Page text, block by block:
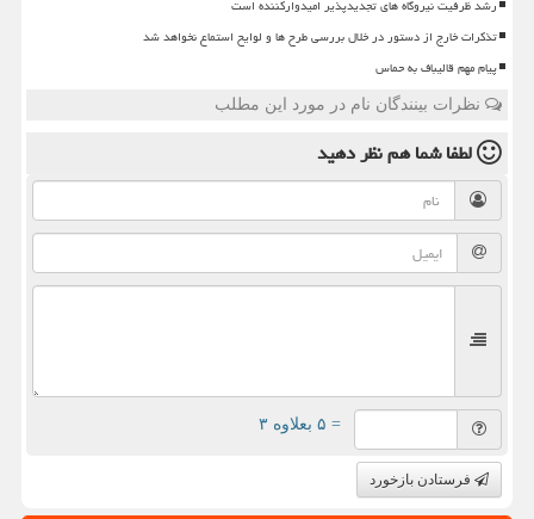
رشد ظرفیت نیروگاه های تجدیدپذیر امیدوارکننده است
تذکرات خارج از دستور در خلال بررسی طرح ها و لوایح استماع نخواهد شد
پیام مهم قالیباف به حماس
نظرات بینندگان نام در مورد این مطلب
لطفا شما همنظر دهید
= ۵ بعلاوه ۳
فرستادن بازخورد